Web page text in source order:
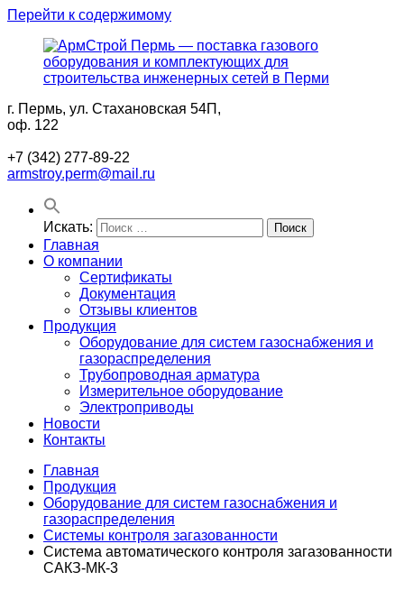
Перейти к содержимому
АрмСтрой
—
поставка
оборудования
комплектующих
для
строительства
инженерных
Перми
Поставки
газового
оборудования
комплектующих
строительства
Перми
г. Пермь, ул. Стахановская 54П,
оф. 122
+7 (342) 277-89-22
armstroy.perm@mail.ru
Искать: Поиск
Главная
О компании
Сертификаты
Документация
Отзывы клиентов
Продукция
Оборудование для систем газоснабжения и
газораспределения
Трубопроводная арматура
Измерительное оборудование
Электроприводы
Новости
Контакты
Главная
Продукция
Оборудование для систем газоснабжения и
газораспределения
Системы контроля загазованности
Система автоматического контроля загазованности
САКЗ-МК-3